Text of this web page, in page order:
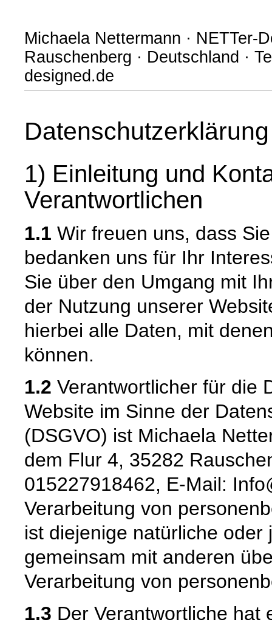
Michaela Nettermann · NETTer-
Rauschenberg · Deutschland ·
designed.de
Datenschutzerklärung
1) Einleitung und
Verantwortlichen
1.1 Wir freuen uns, dass
bedanken uns für Ihr
Sie über den Umgang mit
der Nutzung unserer
hierbei alle Daten, mit
können.
1.2 Verantwortlicher für die
Website im Sinne der
(DSGVO) ist Michaela
dem Flur 4, 35282
015227918462, E-Mail:
Verarbeitung von
ist diejenige natürliche
gemeinsam mit anderen
Verarbeitung von
1.3 Der Verantwortliche hat